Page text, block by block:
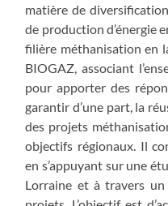
matière de
de production d’énergie
filière méthanisation en
BIOGAZ, associant
pour apporter des
garantir d’une part, la
des projets
objectifs régionaux. Il
en s’appuyant sur une
Lorraine et à travers un